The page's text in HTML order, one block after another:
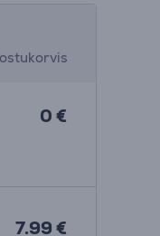
0 €
7.99 €